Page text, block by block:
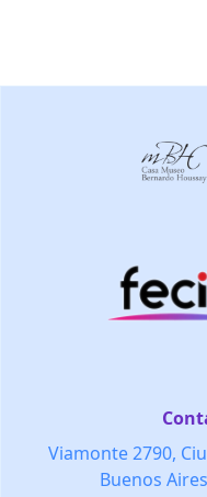
Viamonte 2790,
Buenos